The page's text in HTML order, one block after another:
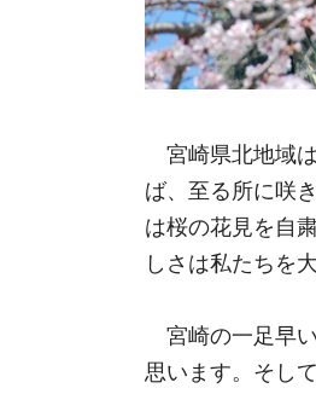
宮崎県北地域
ば、至る所に咲
は桜の花見を自
しさは私たちを
宮崎の一足早
思います。そし